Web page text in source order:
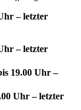
– letzter
– letzter
19.00 Uhr –
Uhr – letzter